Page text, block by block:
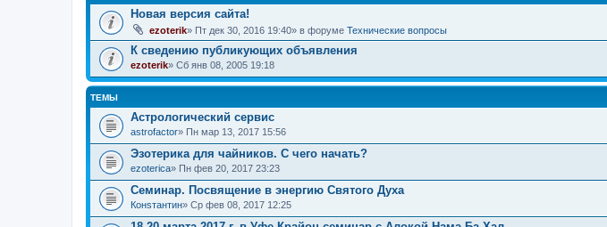
Новая версия сайта!
ezoterik» Пт дек 30, 2016 19:40» в форуме Технические вопросы
К сведению публикующих объявления
ezoterik» Сб янв 08, 2005 19:18
ТЕМЫ
Астрологический сервис
astrofactor» Пн мар 13, 2017 15:56
Эзотерика для чайников. С чего начать?
ezoterica» Пн фев 20, 2017 23:23
Семинар. Посвящение в энергию Святого Духа
Конsтантин» Ср фев 08, 2017 12:25